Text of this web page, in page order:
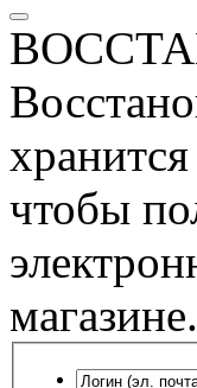
чтобы
магазине.